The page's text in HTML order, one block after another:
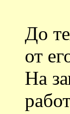
До
от
На